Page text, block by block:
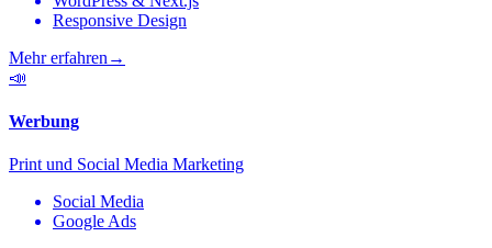
Responsive Design
Mehr erfahren→
📣
Werbung
Print und Social Media Marketing
Social Media
Google Ads